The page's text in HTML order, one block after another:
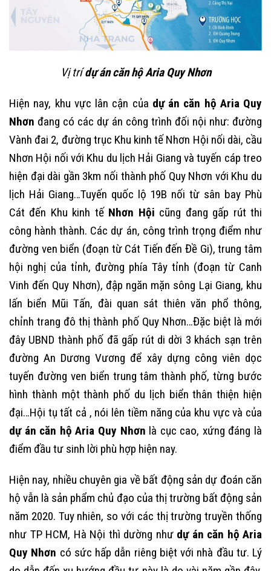
Vị trídự án căn hộ Aria Quy Nhơn
Hiện nay, khu vực lân cận của dự án căn hộ Aria Quy
Nhơn đang có các dự án công trình đối nội như: đường
Vành đai 2, đường trục Khu kinh tế Nhơn Hội nối dài, cầu
Nhơn Hội nối với Khu du lịch Hải Giang và tuyến cáp treo
hiện đại dài gần 3km nối thành phố Quy Nhơn với Khu du
lịch Hải Giang…Tuyến quốc lộ 19B nối từ sân bay Phù
Cát đến Khu kinh tế Nhơn Hội cũng đang gấp rút thi
công hành thành. Các dự án, công trình trọng điểm như
đường ven biển (đoạn từ Cát Tiến đến Đề Gi), trung tâm
hội nghị của tỉnh, đường phía Tây tỉnh (đoạn từ Canh
Vinh đến Quy Nhơn), đập ngăn mặn sông Lại Giang, khu
lấn biển Mũi Tấn, đài quan sát thiên văn phổ thông,
chỉnh trang đô thị thành phố Quy Nhơn…Đặc biệt là mới
đây UBND thành phố đã gấp rút di dời 3 khách sạn trên
đường An Dương Vương để xây dựng công viên dọc
tuyến đường ven biển trung tâm thành phố, từng bước
hình thành một thành phố du lịch biển thân thiện hiện
đại…Hội tụ tất cả , nói lên tiềm năng của khu vực và của
dự án căn hộ Aria Quy Nhơn là cục cao, xứng đáng là
điểm đầu tư sinh lời phù hợp hiện nay.
Hiện nay, nhiều chuyên gia về bất động sản dự đoán căn
hộ vẫn là sản phẩm chủ đạo của thị trường bất động sản
năm 2020. Tuy nhiên, so với các thị trường truyền thống
như TP HCM, Hà Nội thì dường như dự án căn hộ Aria
Quy Nhơn có sức hấp dẫn riêng biệt với nhà đầu tư. Lý